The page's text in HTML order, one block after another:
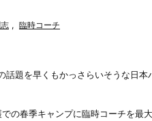
, 臨時コーチ
話題を早くもかっさらいそうな日本
の春季キャンプに臨時コーチを最